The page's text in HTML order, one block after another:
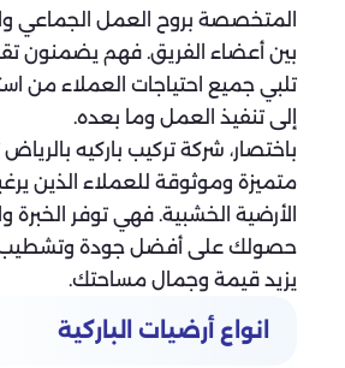
المتخصصة بروح العمل الجماعي
بين أعضاء الفريق. فهم يضمنون
تلبي جميع احتياجات العملاء من
إلى تنفيذ العمل وما بعده.
باختصار، شركة تركيب باركيه
متميزة وموثوقة للعملاء الذين
الأرضية الخشبية. فهي توفر الخبرة
حصولك على أفضل جودة وتشطيب
يزيد قيمة وجمال مساحتك.
انواع أرضيات الباركية